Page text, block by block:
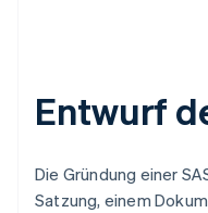
Entwurf
Die Gründung einer
Satzung, einem